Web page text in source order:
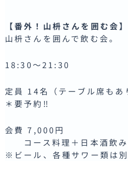
【番外！山枡さんを囲む会】
山枡さんを囲んで飲む会。
18:30〜21:30
定員 14名（テーブル席もあ
＊要予約‼
会費 7,000円
コース料理＋日本酒飲み
※ビール、各種サワー類は